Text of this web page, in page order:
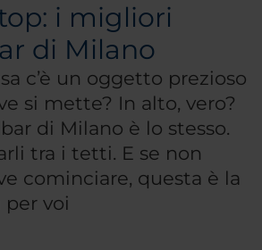
i migliori
di Milano
c’è un oggetto prezioso
si mette? In alto, vero?
di Milano è lo stesso.
tra i tetti. E se non
cominciare, questa è la
voi